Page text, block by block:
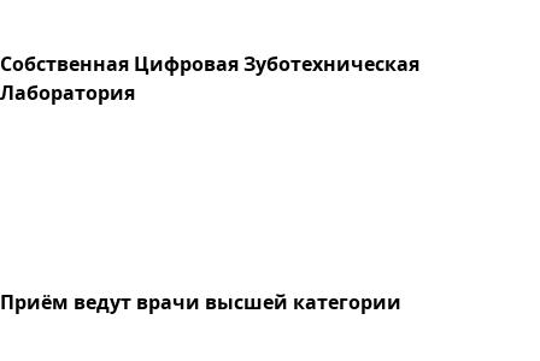
Собственная Цифровая Зуботехническая
Лаборатория
Приём ведут врачи высшей категории